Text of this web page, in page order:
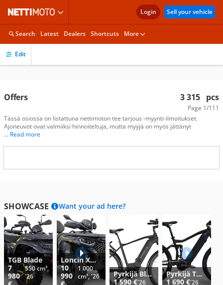
Login Sell your vehicle
Search Latest Dealers Shortcuts More
Edit
3 315 pcs
Page 1/111
Offers
Tässä osiossa on listattuna nettimoton tee tarjous -myynti-ilmoitukset.
Ajoneuvot ovat valmiiksi hinnoiteltuja, mutta myyjä on myös jättänyt
... Read more
SHOWCASE Want your ad here?
TGB Blade
7
980
550 cm³,
'26
Loncin XWolf
10
990
1 000
cm³, '26
Pyrkijä Blues 700
1 590 €'26
Pyrkijä Twist 700
1 690 €'26